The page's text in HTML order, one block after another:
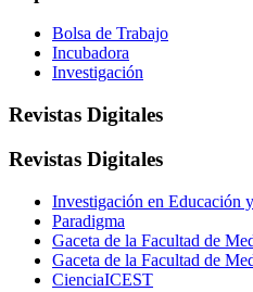
Bolsa de Trabajo
Incubadora
Investigación
Revistas Digitales
Revistas Digitales
Investigación en Educación
Paradigma
Gaceta de la Facultad de
Gaceta de la Facultad de
CienciaICEST